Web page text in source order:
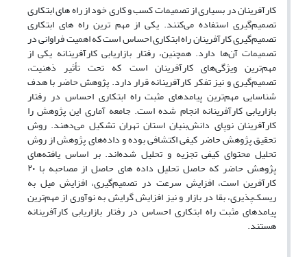
کارآفرینان در بسیاری از تصمیمات کسب و کاری خود از راه ‌های ابتکاری
تصمیم‌گیری استفاده می‌کنند. یکی از مهم ‌ترین راه‌ های ابتکاری
تصمیم‌گیری کارآفرینان راه ابتکاری احساس است که اهمیت فراوانی در
تصمیمات آن‌ها دارد. همچنین، رفتار بازاریابی کارآفرینانه یکی از
مهم‌ترین ویژگی‌های کارآفرینان است که تحت تأثیر ذهنیت،
تصمیم‌گیری و نیز تفکر کارآفرینانه قرار دارد. پژوهش حاضر با هدف
شناسایی مهم‌ترین پیامدهای مثبت راه ابتکاری احساس در رفتار
بازاریابی کارآفرینانه انجام ‌شده است. جامعه آماری این پژوهش را
کارآفرینان نوپای دانش‌بنیان استان تهران تشکیل می‌دهند. روش
تحقیق پژوهش حاضر کیفی اکتشافی بوده و داده‌های پژوهش از روش
تحلیل محتوای کیفی تجزیه و تحلیل ‌شده‌اند. بر اساس یافته‌های
پژوهش حاضر که حاصل تحلیل داده‌ های حاصل از مصاحبه با ۲۰
کارآفرین است، افزایش سرعت در تصمیم‌گیری، افزایش میل به
ریسک‌پذیری، بقا در بازار و نیز افزایش گرایش به نوآوری از مهم‌ترین
پیامدهای مثبت راه ابتکاری احساس در رفتار بازاریابی کارآفرینانه
هستند.